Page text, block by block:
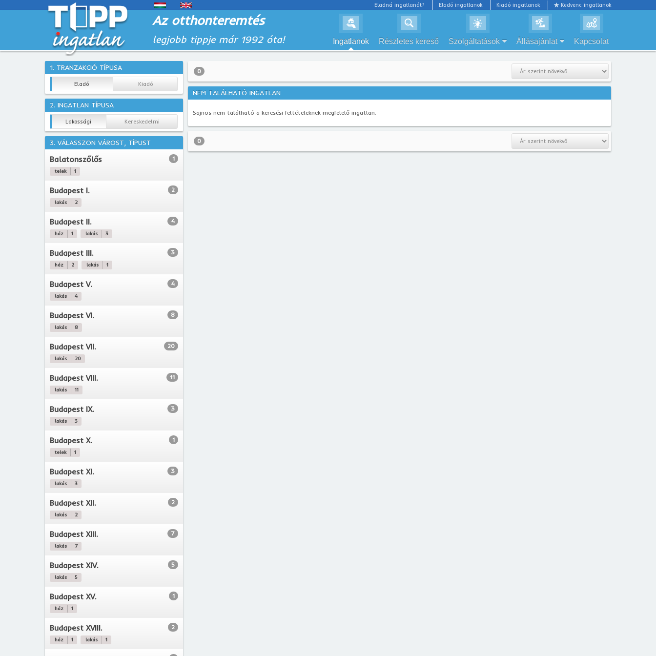
Eladná ingatlanát? Eladó ingatlanok Kiadó ingatlanok Kedvenc ingatlanok
Az otthonteremtés
legjobb tippje már 1992 óta! Ingatlanok Részletes kereső Szolgáltatások Állásajánlat Kapcsolat
1. TRANZAKCIÓ TÍPUSA
Eladó Kiadó
2. INGATLAN TÍPUSA
Lakossági Kereskedelmi
3. VÁLASSZON VÁROST, TÍPUST
Balatonszőlős 1
telek 1
Budapest I. 2
lakás 2
Budapest II. 4
ház 1 lakás 3
Budapest III. 3
ház 2 lakás 1
Budapest V. 4
lakás 4
Budapest VI. 8
lakás 8
Budapest VII. 20
lakás 20
Budapest VIII. 11
lakás 11
Budapest IX. 3
lakás 3
Budapest X. 1
telek 1
Budapest XI. 3
lakás 3
Budapest XII. 2
lakás 2
Budapest XIII. 7
lakás 7
Budapest XIV. 5
lakás 5
Budapest XV. 1
ház 1
Budapest XVIII. 2
ház 1 lakás 1
0
NEM TALÁLHATÓ INGATLAN
Sajnos nem található a keresési feltételeknek megfelelő ingatlan.
0